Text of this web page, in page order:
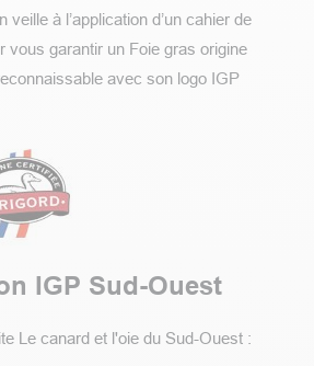
veille à l’application d’un cahier de
vous garantir un Foie gras origine
avec son logo IGP
IGP Sud-Ouest
Le canard et l'oie du Sud-Ouest :